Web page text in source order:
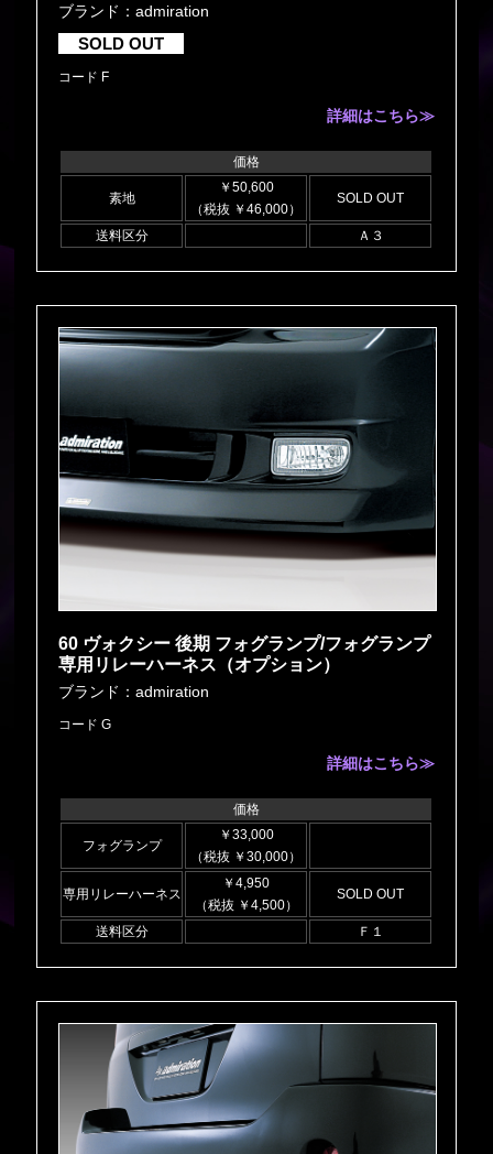
ブランド：admiration
SOLD OUT
コード F
詳細はこちら≫
価格
素地
￥50,600
（税抜 ￥46,000）
SOLD OUT
送料区分 Ａ３
60 ヴォクシー 後期 フォグランプ/フォグランプ
専用リレーハーネス（オプション）
ブランド：admiration
コード G
詳細はこちら≫
価格
フォグランプ
￥33,000
（税抜 ￥30,000）
専用リレーハーネス
￥4,950
（税抜 ￥4,500）
SOLD OUT
送料区分 Ｆ１